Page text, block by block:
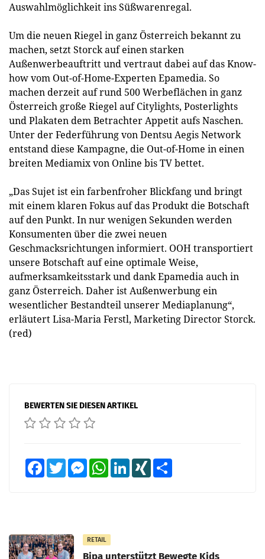
Auswahlmöglichkeit ins Süßwarenregal.
Um die neuen Riegel in ganz Österreich bekannt zu
machen, setzt Storck auf einen starken
Außenwerbeauftritt und vertraut dabei auf das Know-
how vom Out-of-Home-Experten Epamedia. So
machen derzeit auf rund 500 Werbeflächen in ganz
Österreich große Riegel auf Citylights, Posterlights
und Plakaten dem Betrachter Appetit aufs Naschen.
Unter der Federführung von Dentsu Aegis Network
entstand diese Kampagne, die Out-of-Home in einen
breiten Mediamix von Online bis TV bettet.
„Das Sujet ist ein farbenfroher Blickfang und bringt
mit einem klaren Fokus auf das Produkt die Botschaft
auf den Punkt. In nur wenigen Sekunden werden
Konsumenten über die zwei neuen
Geschmacksrichtungen informiert. OOH transportiert
unsere Botschaft auf eine optimale Weise,
aufmerksamkeitsstark und dank Epamedia auch in
ganz Österreich. Daher ist Außenwerbung ein
wesentlicher Bestandteil unserer Mediaplanung“,
erläutert Lisa-Maria Ferstl, Marketing Director Storck.
(red)
BEWERTEN SIE DIESEN ARTIKEL
FacebookTwitter MessengerWhatsAppLinkedInXING
RETAIL
Bipa unterstützt Bewegte Kids